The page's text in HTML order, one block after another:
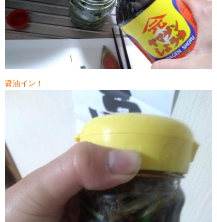
醤油イン！